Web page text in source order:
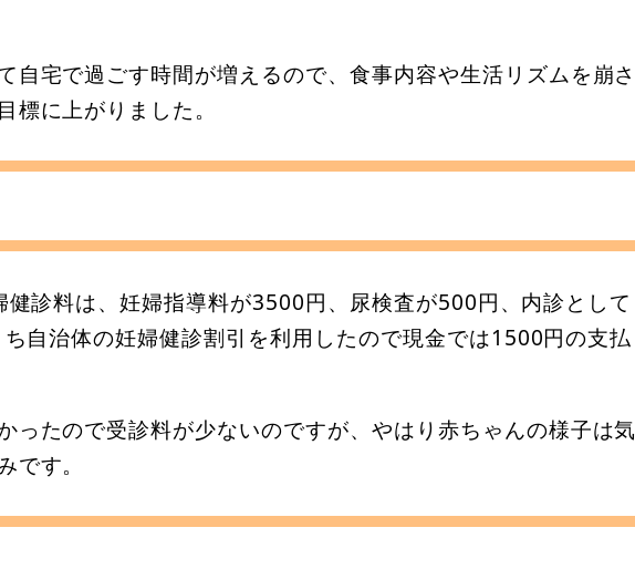
自宅で過ごす時間が増えるので、食事内容や生活リズムを崩さ
標に上がりました。
診料は、妊婦指導料が3500円、尿検査が500円、内診として
自治体の妊婦健診割引を利用したので現金では1500円の支払
ったので受診料が少ないのですが、やはり赤ちゃんの様子は気
です。